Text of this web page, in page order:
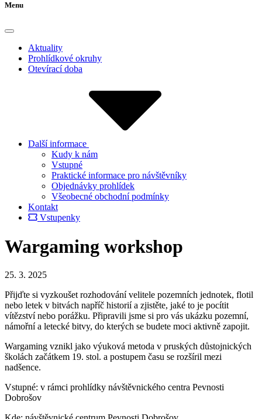
Menu
Aktuality
Prohlídkové okruhy
Otevírací doba
Další informace
Kudy k nám
Vstupné
Praktické informace pro návštěvníky
Objednávky prohlídek
Všeobecné obchodní podmínky
Kontakt
Vstupenky
Wargaming workshop
25. 3. 2025
Přijďte si vyzkoušet rozhodování velitele pozemních jednotek, flotil
nebo letek v bitvách napříč historií a zjistěte, jaké to je pocítit
vítězství nebo porážku. Připravili jsme si pro vás ukázku pozemní,
námořní a letecké bitvy, do kterých se budete moci aktivně zapojit.
Wargaming vznikl jako výuková metoda v pruských důstojnických
školách začátkem 19. stol. a postupem času se rozšíril mezi
nadšence.
Vstupné: v rámci prohlídky návštěvnického centra Pevnosti
Dobrošov